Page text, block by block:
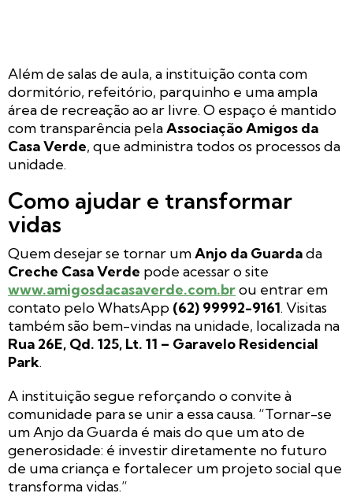
Além de salas de aula, a instituição conta com
dormitório, refeitório, parquinho e uma ampla
área de recreação ao ar livre. O espaço é mantido
com transparência pelaAssociação Amigos da
Casa Verde, que administra todos os processos da
unidade.
Como ajudar e transformar
vidas
Quem desejar se tornar umAnjo da Guardada
Creche Casa Verde pode acessar o site
www.amigosdacasaverde.com.brou entrar em
contato pelo WhatsApp (62) 99992-9161. Visitas
também são bem-vindas na unidade, localizada na
Rua 26E, Qd. 125, Lt. 11 – Garavelo Residencial
Park.
A instituição segue reforçando o convite à
comunidade para se unir a essa causa. “Tornar-se
um Anjo da Guarda é mais do que um ato de
generosidade: é investir diretamente no futuro
de uma criança e fortalecer um projeto social que
transforma vidas.”